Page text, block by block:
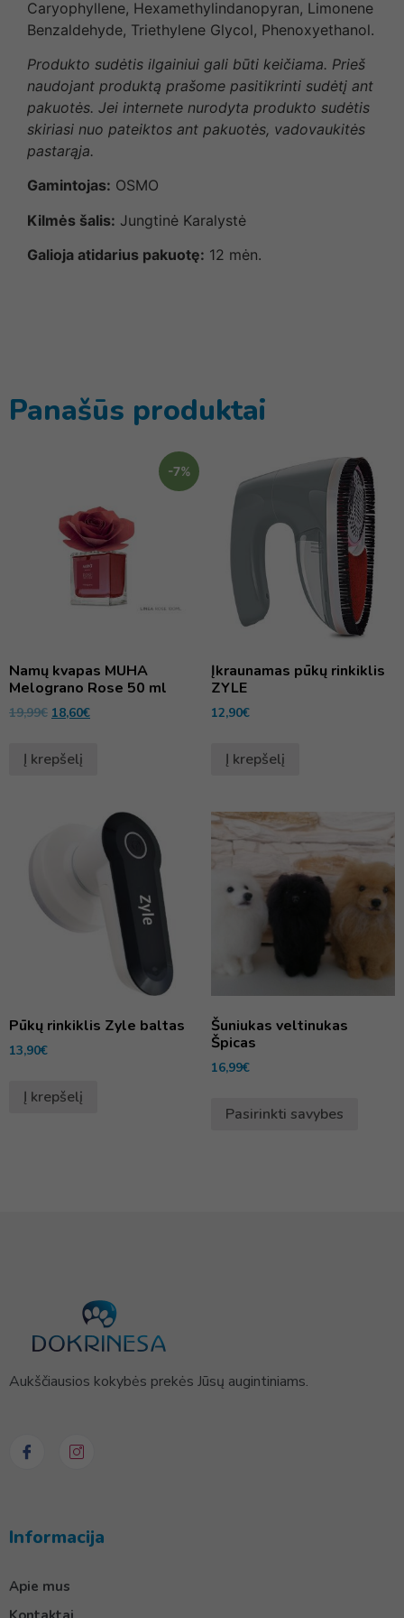
Caryophyllene, Hexamethylindanopyran, Limonene
Benzaldehyde, Triethylene Glycol, Phenoxyethanol.
Produkto sudėtis ilgainiui gali būti keičiama. Prieš
naudojant produktą prašome pasitikrinti sudėtį ant
pakuotės. Jei internete nurodyta produkto sudėtis
skiriasi nuo pateiktos ant pakuotės, vadovaukitės
pastarąja.
Gamintojas: OSMO
Kilmės šalis: Jungtinė Karalystė
Galioja atidarius pakuotę: 12 mėn.
Panašūs produktai
-7%
Namų kvapas MUHA
Melograno Rose 50 ml
19,99€ 18,60€
Į krepšelį
Įkraunamas pūkų rinkiklis
ZYLE
12,90€
Į krepšelį
Pūkų rinkiklis Zyle baltas
13,90€
Į krepšelį
Šuniukas veltinukas
Špicas
16,99€
Pasirinkti savybes
Aukščiausios kokybės prekės Jūsų augintiniams.
Informacija
Apie mus